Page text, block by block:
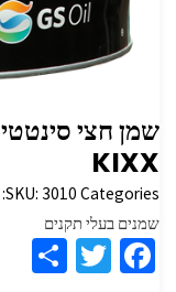
SKU: 3010 Categories:
שמנים בעלי תקנים
Fa
T